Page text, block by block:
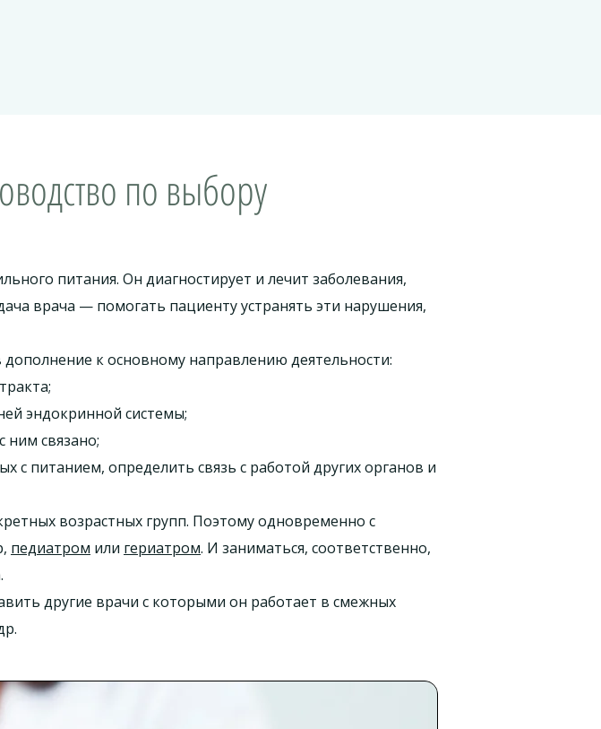
по выбору
питания. Он диагностирует и лечит заболевания,
врача — помогать пациенту устранять эти нарушения,
к основному направлению деятельности:
эндокринной системы;
ним связано;
с питанием, определить связь с работой других органов и
возрастных групп. Поэтому одновременно с
педиатром или гериатром. И заниматься, соответственно,
другие врачи с которыми он работает в смежных